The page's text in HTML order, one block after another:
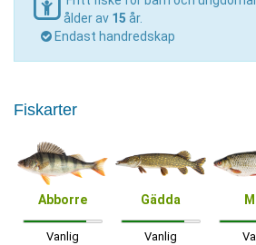
ålder av 15 år.
Endast handredskap
Fiskarter
Abborre
Vanlig
Gädda
Vanlig